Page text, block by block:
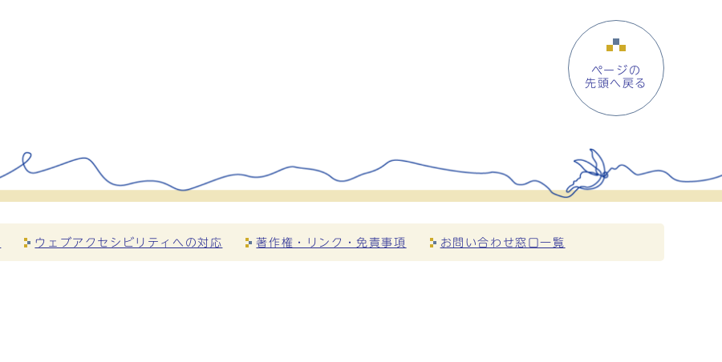
ページの
先頭へ戻る
ウェブアクセシビリティへの対応 著作権・リンク・免責事項 お問い合わせ窓口一覧